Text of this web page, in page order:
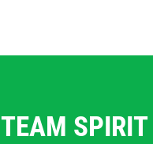
TEAM SPIRIT